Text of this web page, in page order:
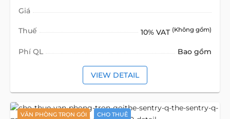
Giá
Thuế 10% VAT (Không gồm)
Phí QL Bao gồm
VIEW DETAIL
VĂN PHÒNG TRỌN GÓI CHO THUÊ